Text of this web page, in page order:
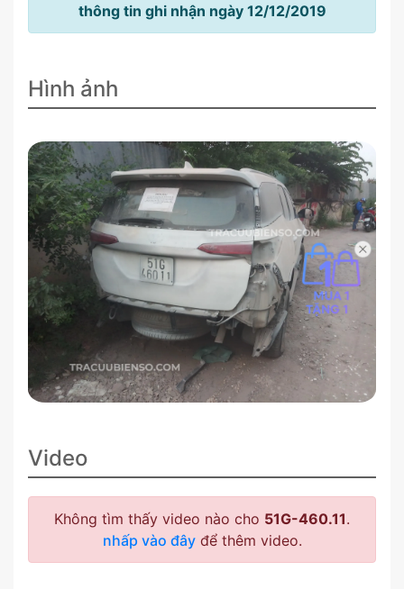
thông tin ghi nhận ngày 12/12/2019
Hình ảnh
Video
Không tìm thấy video nào cho 51G-460.11.
nhấp vào đâyđể thêm video.